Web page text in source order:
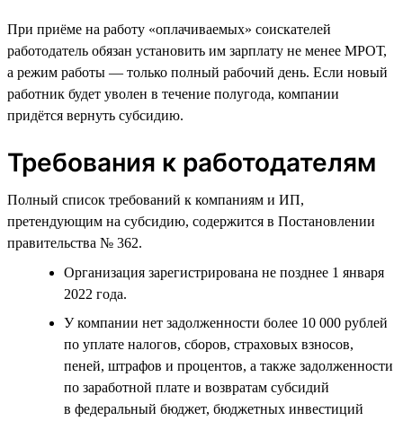
При приёме на работу «оплачиваемых» соискателей
работодатель обязан установить им зарплату не менее МРОТ,
а режим работы — только полный рабочий день. Если новый
работник будет уволен в течение полугода, компании
придётся вернуть субсидию.
Требования к работодателям
Полный список требований к компаниям и ИП,
претендующим на субсидию, содержится в Постановлении
правительства № 362.
Организация зарегистрирована не позднее 1 января
2022 года.
У компании нет задолженности более 10 000 рублей
по уплате налогов, сборов, страховых взносов,
пеней, штрафов и процентов, а также задолженности
по заработной плате и возвратам субсидий
в федеральный бюджет, бюджетных инвестиций